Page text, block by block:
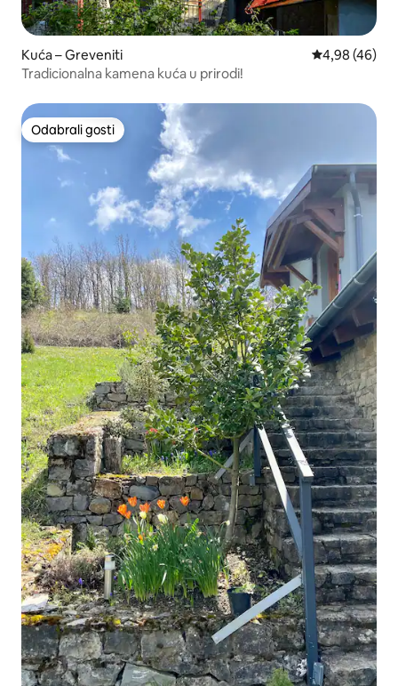
Kuća – Greveniti Prosječna
4,98 (46)
Tradicionalna kamena kuća u prirodi!
Odabrali gosti
Odabrali gosti